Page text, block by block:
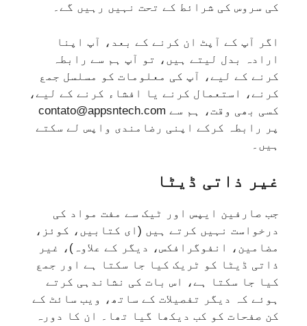
کی سروس کی شرائط کے تحت نہیں رہیں گے۔
اگر آپ کے آپٹ ان کرنے کے بعد، آپ اپنا
ارادہ بدل لیتے ہیں، تو آپ ہم سے رابطہ
کرنے کے لیے، آپ کی معلومات کو مسلسل جمع
کرنے، استعمال کرنے یا افشاء کرنے کے لیے،
کسی بھی وقت، ہم سے contato@appsntech.com
پر رابطہ کرکے اپنی رضامندی واپس لے سکتے
ہیں۔
غیر ذاتی ڈیٹا
جب صارفین ایپس اور ٹیک سے مفت مواد کی
درخواست نہیں کرتے ہیں (ای کتابیں، کوئز،
مضامین، انفوگرافکس، دیگر کے علاوہ)، غیر
ذاتی ڈیٹا کو ٹریک کیا جا سکتا ہے اور جمع
کیا جا سکتا ہے، اس بات کی نشاندہی کرتے
ہوئے کہ دیگر تفصیلات کے ساتھ، ویب سائٹ کے
کن صفحات کو کب دیکھا گیا تھا۔ ان کا دورہ